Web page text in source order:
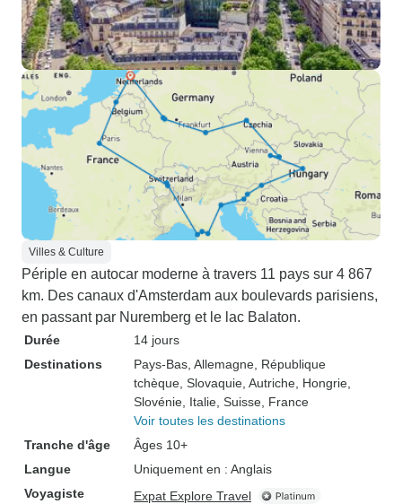
Villes & Culture
Périple en autocar moderne à travers 11 pays sur 4 867
km. Des canaux d'Amsterdam aux boulevards parisiens,
en passant par Nuremberg et le lac Balaton.
Durée
14 jours
Destinations
Pays-Bas , Allemagne , République
tchèque , Slovaquie , Autriche , Hongrie
Slovénie , Italie , Suisse , France
Voir toutes les destinations
Tranche d'âge
Âges 10+
Langue
Uniquement en : Anglais
Voyagiste
Expat Explore Travel